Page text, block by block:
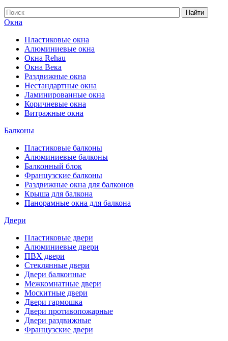
Найти
Окна
Пластиковые окна
Алюминиевые окна
Окна Rehau
Окна Века
Раздвижные окна
Нестандартные окна
Ламинированные окна
Коричневые окна
Витражные окна
Балконы
Пластиковые балконы
Алюминиевые балконы
Балконный блок
Французские балконы
Раздвижные окна для балконов
Крыша для балкона
Панорамные окна для балкона
Двери
Пластиковые двери
Алюминиевые двери
ПВХ двери
Стеклянные двери
Двери балконные
Межкомнатные двери
Москитные двери
Двери гармошка
Двери противопожарные
Двери раздвижные
Французские двери